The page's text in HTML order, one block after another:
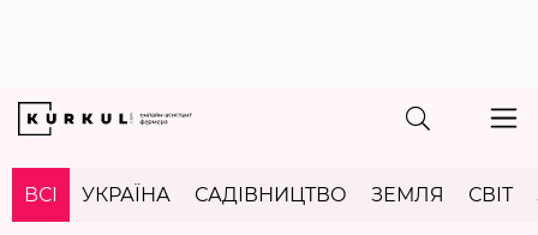
ВСІ УКРАЇНА САДІВНИЦТВО ЗЕМЛЯ СВІТ